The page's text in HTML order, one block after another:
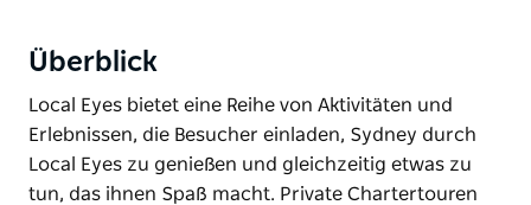
Überblick
Local Eyes bietet eine Reihe von Aktivitäten und
Erlebnissen, die Besucher einladen, Sydney durch
Local Eyes zu genießen und gleichzeitig etwas zu
tun, das ihnen Spaß macht. Private Chartertouren